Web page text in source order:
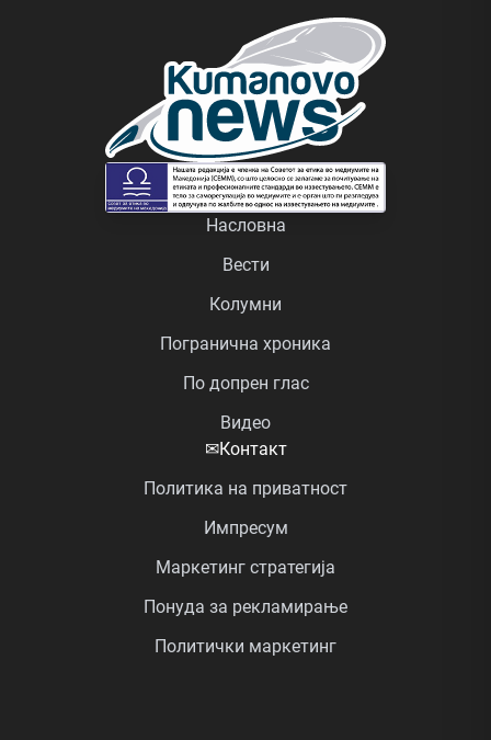
Насловна
Вести
Колумни
Погранична хроника
По допрен глас
Видео
✉Контакт
Политика на приватност
Импресум
Маркетинг стратегија
Понуда за рекламирање
Политички маркетинг